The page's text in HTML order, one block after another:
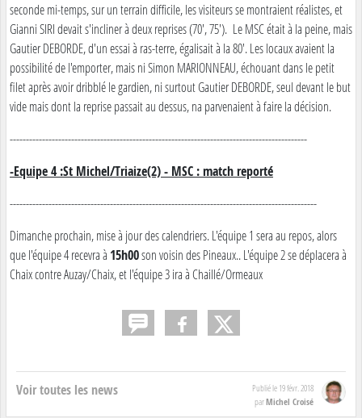
seconde mi-temps, sur un terrain difficile, les visiteurs se montraient réalistes, et
Gianni SIRI devait s'incliner à deux reprises (70', 75'). Le MSC était à la peine, mais
Gautier DEBORDE, d'un essai à ras-terre, égalisait à la 80'. Les locaux avaient la
possibilité de l'emporter, mais ni Simon MARIONNEAU, échouant dans le petit
filet après avoir dribblé le gardien, ni surtout Gautier DEBORDE, seul devant le but
vide mais dont la reprise passait au dessus, na parvenaient à faire la décision.
--------------------------------------------------------------------------------------------
-Equipe 4 :St Michel/Triaize(2) - MSC : match reporté
-----------------------------------------------------------------------------------------------
Dimanche prochain, mise à jour des calendriers. L'équipe 1 sera au repos, alors
que l'équipe 4 recevra à 15h00son voisin des Pineaux.. L'équipe 2 se déplacera à
Chaix contre Auzay/Chaix, et l'équipe 3 ira à Chaillé/Ormeaux
Voir toutes les news Publié le 19 févr. 2018
parMichel Croisé